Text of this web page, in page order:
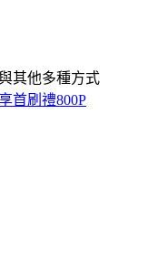
其他多種方式
首刷禮800P